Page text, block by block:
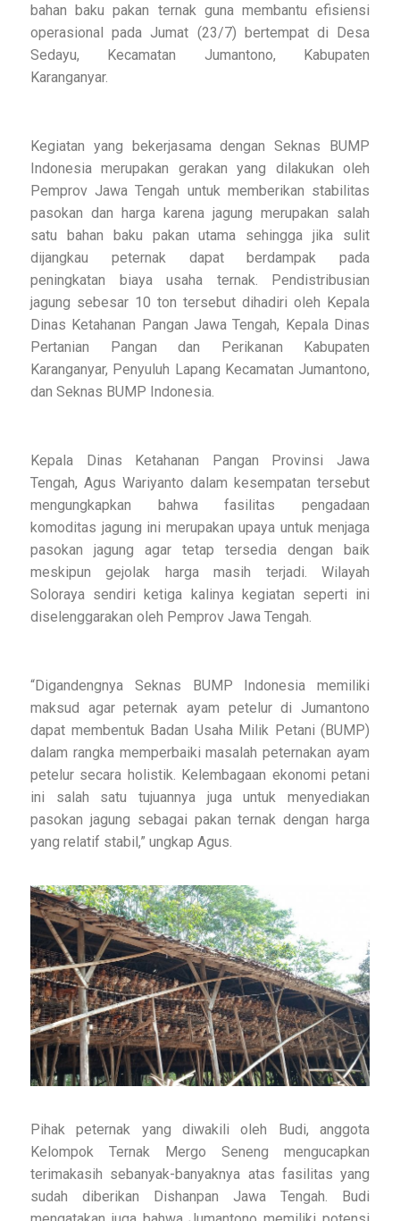
bahan baku pakan ternak guna membantu efisiensi
operasional pada Jumat (23/7) bertempat di Desa
Sedayu, Kecamatan Jumantono, Kabupaten
Karanganyar.
Kegiatan yang bekerjasama dengan Seknas BUMP
Indonesia merupakan gerakan yang dilakukan oleh
Pemprov Jawa Tengah untuk memberikan stabilitas
pasokan dan harga karena jagung merupakan salah
satu bahan baku pakan utama sehingga jika sulit
dijangkau peternak dapat berdampak pada
peningkatan biaya usaha ternak. Pendistribusian
jagung sebesar 10 ton tersebut dihadiri oleh Kepala
Dinas Ketahanan Pangan Jawa Tengah, Kepala Dinas
Pertanian Pangan dan Perikanan Kabupaten
Karanganyar, Penyuluh Lapang Kecamatan Jumantono,
dan Seknas BUMP Indonesia.
Kepala Dinas Ketahanan Pangan Provinsi Jawa
Tengah, Agus Wariyanto dalam kesempatan tersebut
mengungkapkan bahwa fasilitas pengadaan
komoditas jagung ini merupakan upaya untuk menjaga
pasokan jagung agar tetap tersedia dengan baik
meskipun gejolak harga masih terjadi. Wilayah
Soloraya sendiri ketiga kalinya kegiatan seperti ini
diselenggarakan oleh Pemprov Jawa Tengah.
“Digandengnya Seknas BUMP Indonesia memiliki
maksud agar peternak ayam petelur di Jumantono
dapat membentuk Badan Usaha Milik Petani (BUMP)
dalam rangka memperbaiki masalah peternakan ayam
petelur secara holistik. Kelembagaan ekonomi petani
ini salah satu tujuannya juga untuk menyediakan
pasokan jagung sebagai pakan ternak dengan harga
yang relatif stabil,” ungkap Agus.
Pihak peternak yang diwakili oleh Budi, anggota
Kelompok Ternak Mergo Seneng mengucapkan
terimakasih sebanyak-banyaknya atas fasilitas yang
sudah diberikan Dishanpan Jawa Tengah. Budi